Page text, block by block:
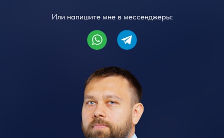
Или напишите мне в мессенджеры: